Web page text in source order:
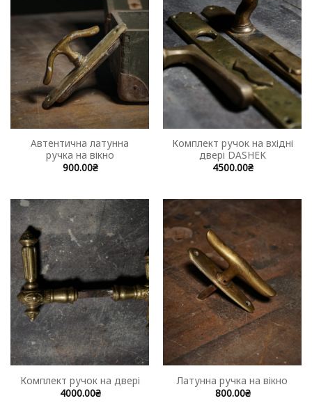
Автентична латунна
ручка на вікно
900.00₴
Комплект ручок на вхідні
двері DASHEK
4500.00₴
Комплект ручок на двері
4000.00₴
Латунна ручка на вікно
800.00₴